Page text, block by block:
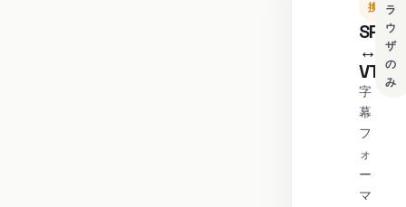
換
SRT
↔
VTT
字
幕
フ
ォ
ー
マ
ラ
ウ
ザ
の
み